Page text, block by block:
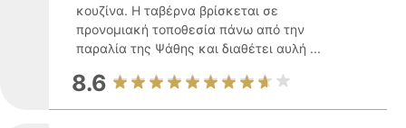
κουζίνα. Η ταβέρνα βρίσκεται σε
προνομιακή τοποθεσία πάνω από την
παραλία της Ψάθης και διαθέτει αυλή ...
8.6